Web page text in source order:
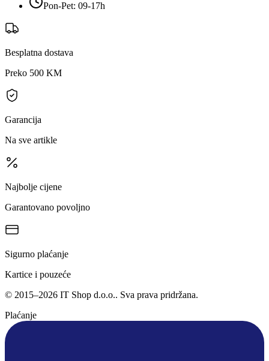
Pon-Pet: 09-17h
Besplatna dostava
Preko 500 KM
Garancija
Na sve artikle
Najbolje cijene
Garantovano povoljno
Sigurno plaćanje
Kartice i pouzeće
© 2015–2026 IT Shop d.o.o.. Sva prava pridržana.
Plaćanje